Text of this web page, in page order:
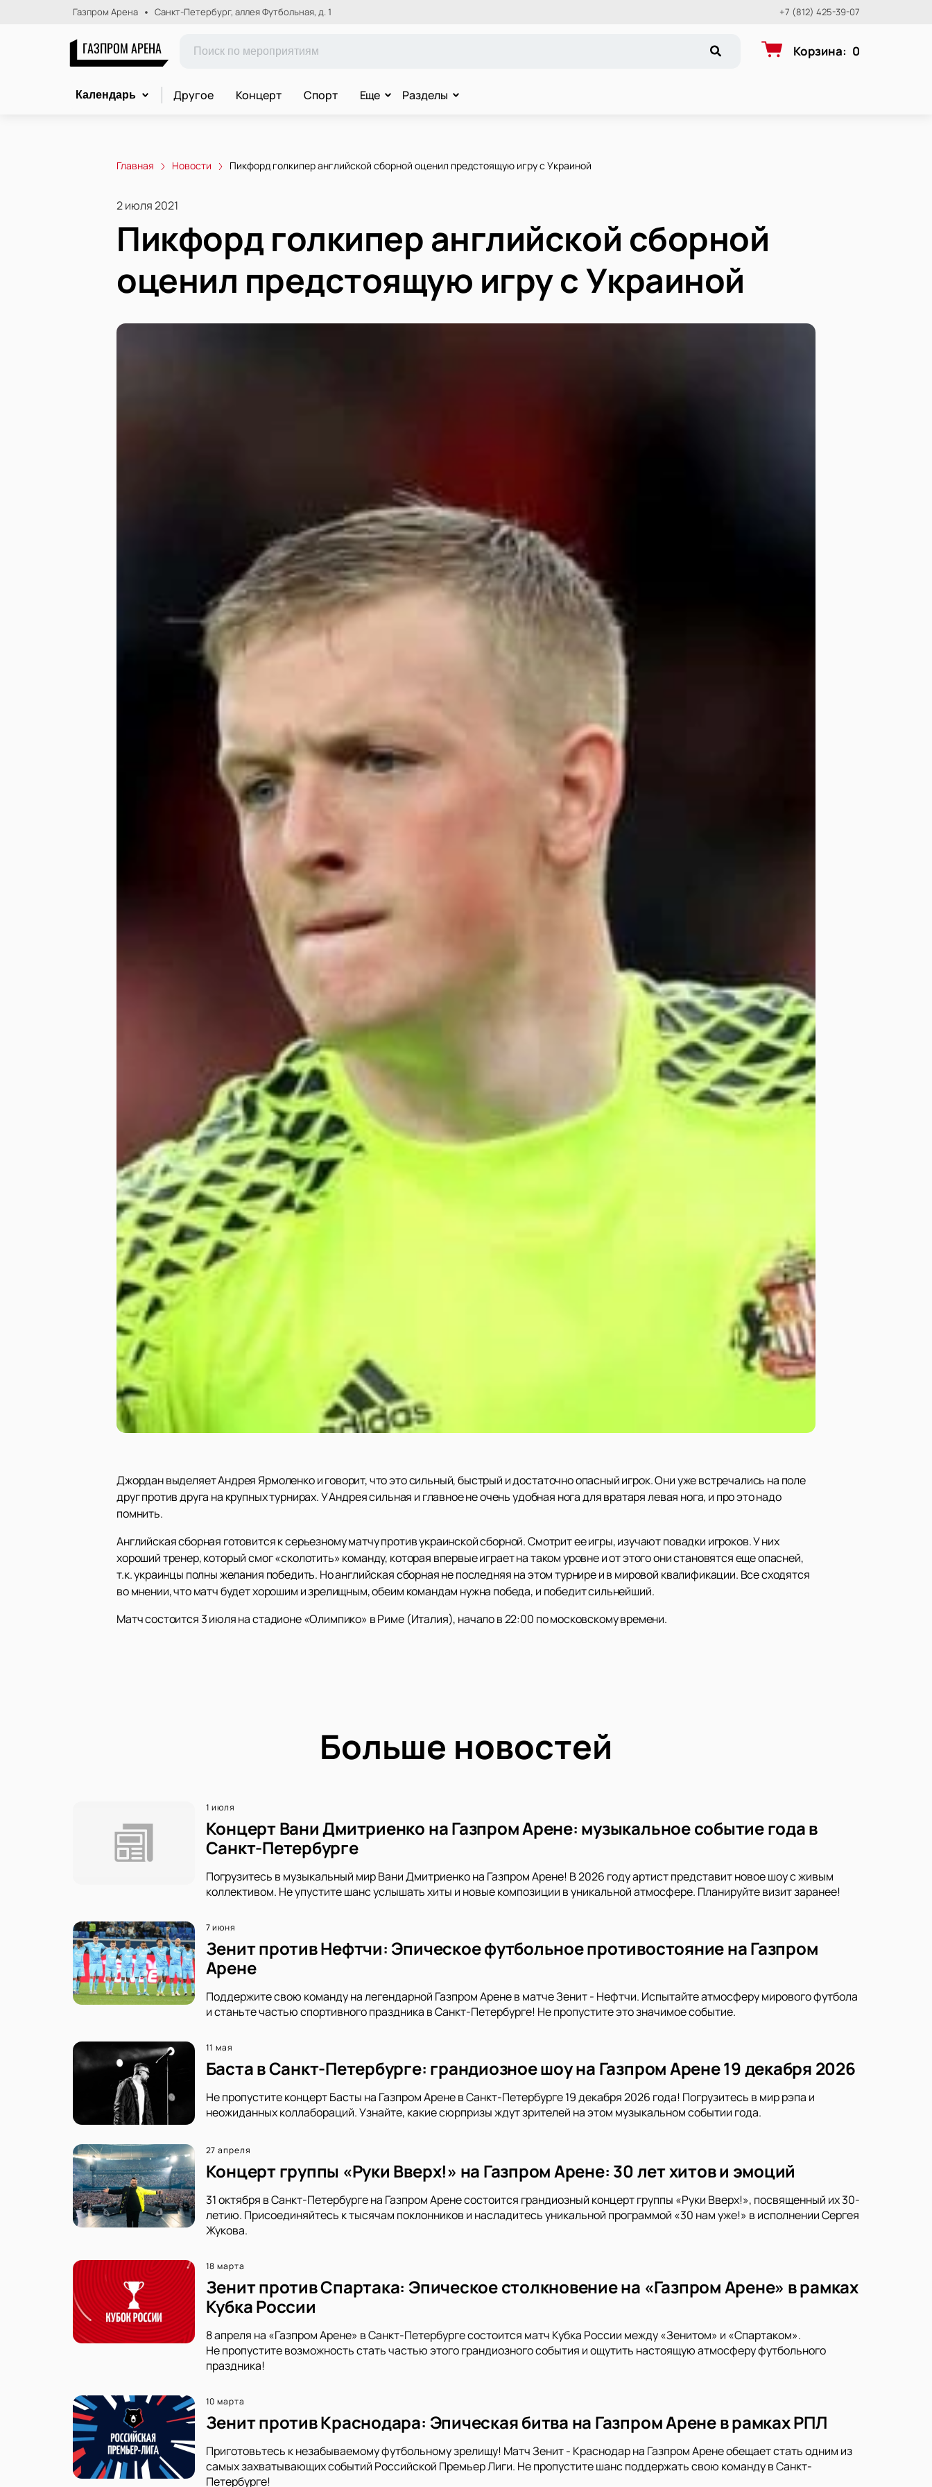
Газпром Арена Санкт-Петербург, аллея Футбольная, д. 1 +7 (812) 425-39-07
ГАЗПРОМ АРЕНА Корзина: 0
Календарь Другое Концерт Спорт Еще Разделы
Главная Новости Пикфорд голкипер английской сборной оценил предстоящую игру с Украиной
2 июля 2021
Пикфорд голкипер английской сборной
оценил предстоящую игру с Украиной
Джордан выделяет Андрея Ярмоленко и говорит, что это сильный, быстрый и достаточно опасный игрок. Они уже встречались на поле
друг против друга на крупных турнирах. У Андрея сильная и главное не очень удобная нога для вратаря левая нога, и про это надо
помнить.
Английская сборная готовится к серьезному матчу против украинской сборной. Смотрит ее игры, изучают повадки игроков. У них
хороший тренер, который смог «сколотить» команду, которая впервые играет на таком уровне и от этого они становятся еще опасней,
т.к. украинцы полны желания победить. Но английская сборная не последняя на этом турнире и в мировой квалификации. Все сходятся
во мнении, что матч будет хорошим и зрелищным, обеим командам нужна победа, и победит сильнейший.
Матч состоится 3 июля на стадионе «Олимпико» в Риме (Италия), начало в 22:00 по московскому времени.
Больше новостей
1 июля
Концерт Вани Дмитриенко на Газпром Арене: музыкальное событие года в
Санкт-Петербурге
Погрузитесь в музыкальный мир Вани Дмитриенко на Газпром Арене! В 2026 году артист представит новое шоу с живым
коллективом. Не упустите шанс услышать хиты и новые композиции в уникальной атмосфере. Планируйте визит заранее!
7 июня
Зенит против Нефтчи: Эпическое футбольное противостояние на Газпром
Арене
Поддержите свою команду на легендарной Газпром Арене в матче Зенит - Нефтчи. Испытайте атмосферу мирового футбола
и станьте частью спортивного праздника в Санкт-Петербурге! Не пропустите это значимое событие.
11 мая
Баста в Санкт-Петербурге: грандиозное шоу на Газпром Арене 19 декабря 2026
Не пропустите концерт Басты на Газпром Арене в Санкт-Петербурге 19 декабря 2026 года! Погрузитесь в мир рэпа и
неожиданных коллабораций. Узнайте, какие сюрпризы ждут зрителей на этом музыкальном событии года.
27 апреля
Концерт группы «Руки Вверх!» на Газпром Арене: 30 лет хитов и эмоций
31 октября в Санкт-Петербурге на Газпром Арене состоится грандиозный концерт группы «Руки Вверх!», посвященный их 30-
летию. Присоединяйтесь к тысячам поклонников и насладитесь уникальной программой «30 нам уже!» в исполнении Сергея
Жукова.
18 марта
Зенит против Спартака: Эпическое столкновение на «Газпром Арене» в рамках
Кубка России
8 апреля на «Газпром Арене» в Санкт-Петербурге состоится матч Кубка России между «Зенитом» и «Спартаком».
Не пропустите возможность стать частью этого грандиозного события и ощутить настоящую атмосферу футбольного
праздника!
10 марта
Зенит против Краснодара: Эпическая битва на Газпром Арене в рамках РПЛ
Приготовьтесь к незабываемому футбольному зрелищу! Матч Зенит - Краснодар на Газпром Арене обещает стать одним из
самых захватывающих событий Российской Премьер Лиги. Не пропустите шанс поддержать свою команду в Санкт-
Петербурге!